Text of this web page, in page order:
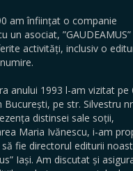
am înființat o companie
un asociat, ”GAUDEAMUS”
activități, inclusiv o
anului 1993 l-am vizitat pe
București, pe str. Silvestru
distinsei sale soții,
Maria Ivănescu, i-am
fie directorul editurii
Iași. Am discutat și